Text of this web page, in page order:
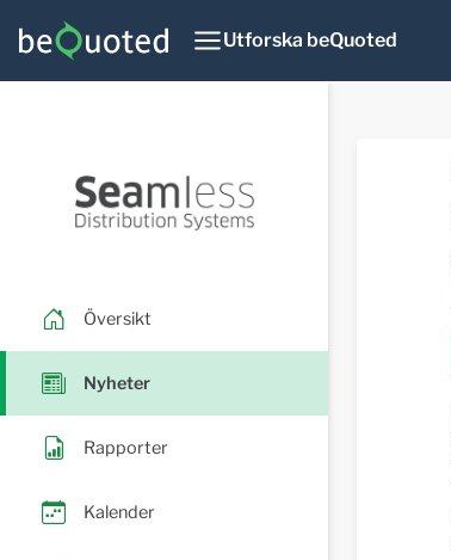
Utforska beQuoted
Översikt
Nyheter
Rapporter
Kalender